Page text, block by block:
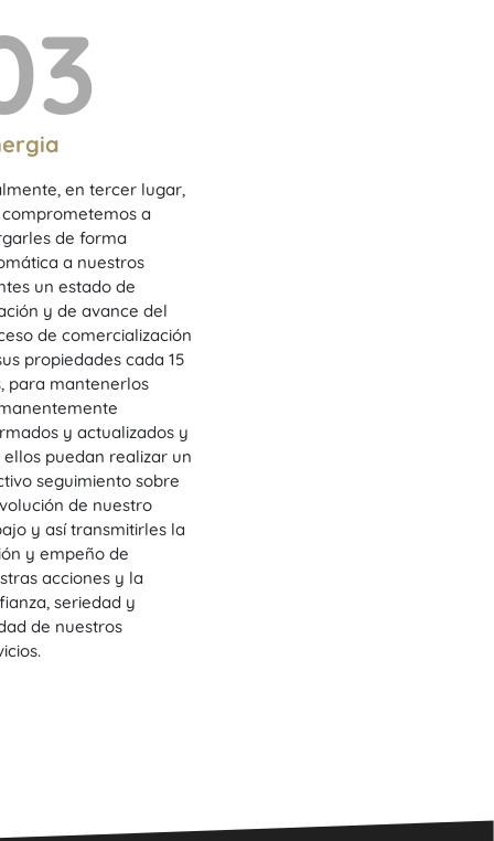
en tercer lugar,
a
de forma
a nuestros
un estado de
y de avance del
de comercialización
propiedades cada 15
para mantenerlos
y actualizados y
ellos puedan realizar un
seguimiento sobre
de nuestro
y así transmitirles la
y empeño de
acciones y la
seriedad y
de nuestros